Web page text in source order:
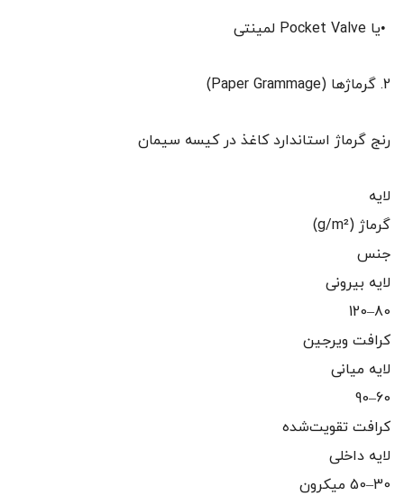
•یا Pocket Valve لمینتی
2. گرماژها (Paper Grammage)
رنج گرماژ استاندارد کاغذ در کیسه سیمان
لایه
گرماژ (g/m²)
جنس
لایه بیرونی
80–120
کرافت ویرجین
لایه میانی
60–90
کرافت تقویت‌شده
لایه داخلی
30–50 میکرون